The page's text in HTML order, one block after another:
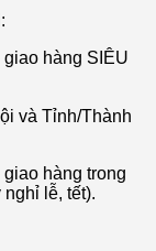
hàng SIÊU
và Tỉnh/Thành
hàng trong
lễ, tết).